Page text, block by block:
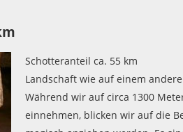
Schotteranteil ca. 55 km
Landschaft wie auf einem
Während wir auf circa 1300
einnehmen, blicken wir auf die